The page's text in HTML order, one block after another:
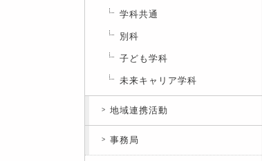
学科共通
別科
子ども学科
未来キャリア学科
地域連携活動
事務局